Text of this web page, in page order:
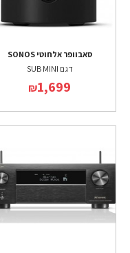
סאבוופר אלחוטי SONOS
דגם SUB MINI
₪1,699